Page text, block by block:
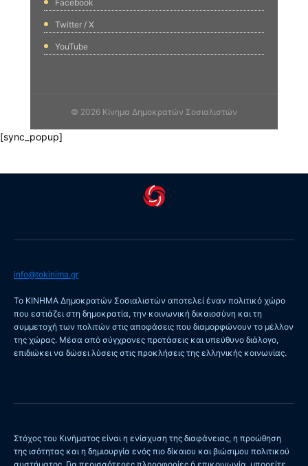
Facebook
Twitter / X
YouTube
© 2026 Κίνημα Δημοκρατών Σοσιαλιστών
[sync_popup]
info@tokinima.gr
Το ΚΙΝΗΜΑ Δημοκρατών Σοσιαλιστών αποτελεί έναν πολιτικό χώρο
που εστιάζει στη δημοκρατία, την κοινωνική δικαιοσύνη και τη
συμμετοχή των πολιτών στις αποφάσεις που διαμορφώνουν το μέλλον
της χώρας. Μέσα από σύγχρονες προτάσεις και υπεύθυνο διάλογο,
επιδιώκει να δώσει λύσεις στις προκλήσεις της ελληνικής κοινωνίας.
Στόχος του Κινήματος είναι η ενίσχυση της διαφάνειας, η προώθηση
της ισότητας και η δημιουργία ενός πιο δίκαιου και βιώσιμου πολιτικού